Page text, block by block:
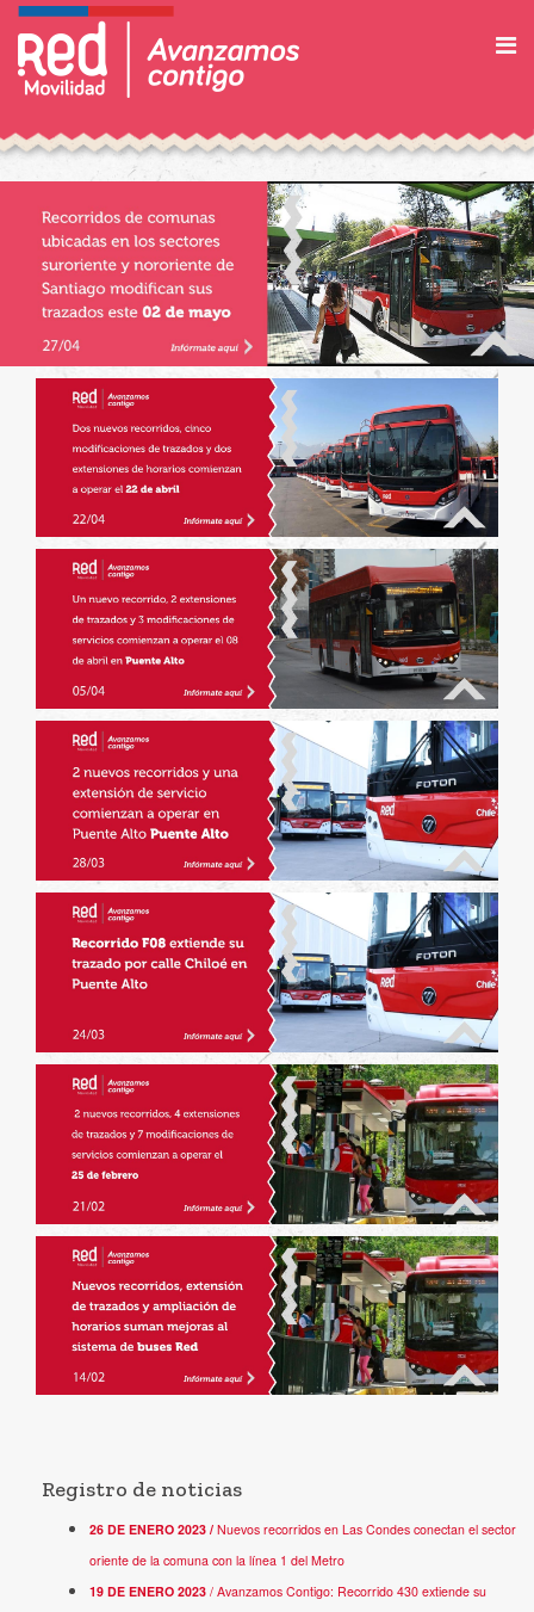
Registro de noticias
26 DE ENERO 2023 / Nuevos recorridos en Las Condes conectan el sector
oriente de la comuna con la línea 1 del Metro
19 DE ENERO 2023 / Avanzamos Contigo: Recorrido 430 extiende su